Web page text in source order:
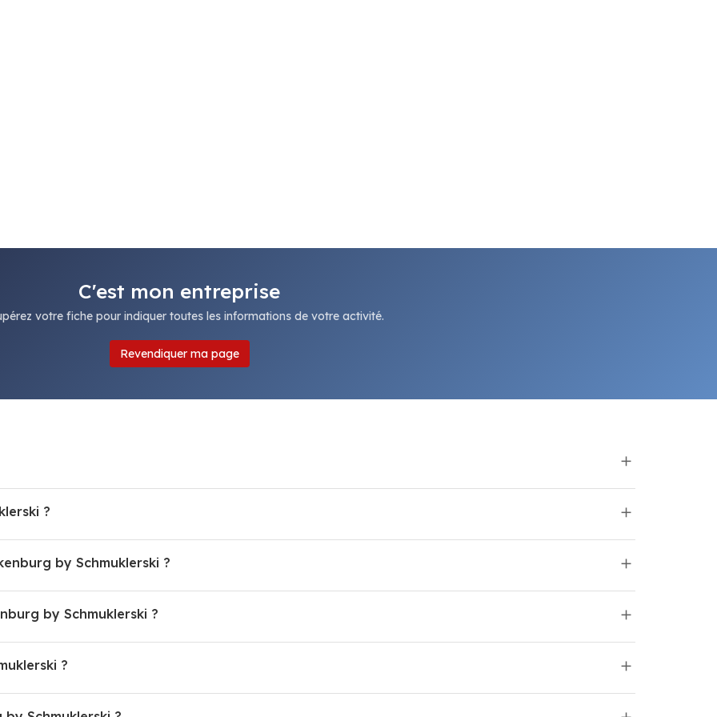
C'est mon entreprise
votre fiche pour indiquer toutes les informations de votre activité.
Revendiquer ma page
?
by Schmuklerski ?
by Schmuklerski ?
?